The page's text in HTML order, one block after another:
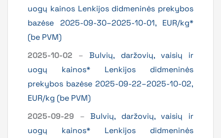
uogų kainos Lenkijos didmeninės prekybos
bazėse 2025-09-30–2025-10-01, EUR/kg*
(be PVM)
2025-10-02 –Bulvių, daržovių, vaisių ir
uogų kainos* Lenkijos didmeninės
prekybos bazėse 2025-09-22–2025-10-02,
EUR/kg (be PVM)
2025-09-29 –Bulvių, daržovių, vaisių ir
uogų kainos* Lenkijos didmeninės